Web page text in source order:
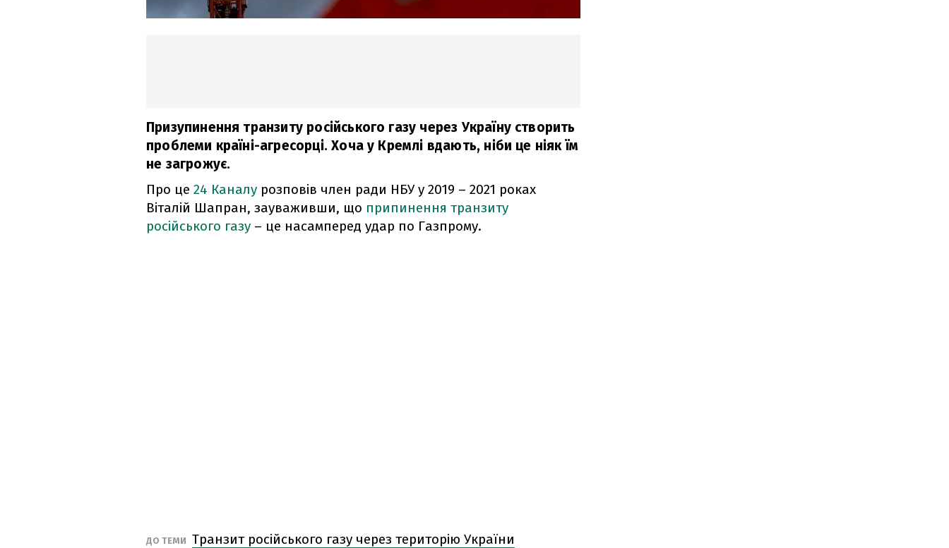
Призупинення транзиту російського газу через Україну створить
проблеми країні-агресорці. Хоча у Кремлі вдають, ніби це ніяк їм
не загрожує.
Про це 24 Каналу розповів член ради НБУ у 2019 – 2021 роках
Віталій Шапран, зауваживши, що припинення транзиту
російського газу – це насамперед удар по Газпрому.
ДО ТЕМИ Транзит російського газу через територію України